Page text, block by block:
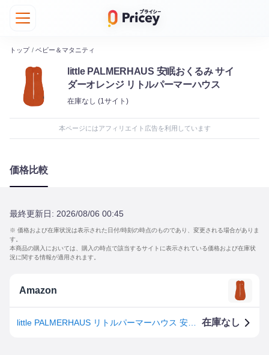
トップ / ベビー＆マタニティ
little PALMERHAUS 安眠おくるみ サイ
ダーオレンジ リトルパーマーハウス
在庫なし (1サイト)
本ページにはアフィリエイト広告を利用しています
価格比較
最終更新日: 2026/08/06 00:45
※ 価格および在庫状況は表示された日付/時刻の時点のものであり、変更される場合がありま
す。
本商品の購入においては、購入の時点で該当するサイトに表示されている価格および在庫状
況に関する情報が適用されます。
Amazon
在庫なし